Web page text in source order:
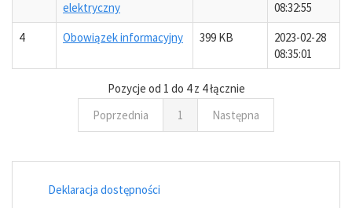
elektryczny
08:32:55
4
Obowiązek informacyjny 399 KB
2023-02-28
08:35:01
Pozycje od 1 do 4 z 4 łącznie
Poprzednia
1 Następna
Deklaracja dostępności